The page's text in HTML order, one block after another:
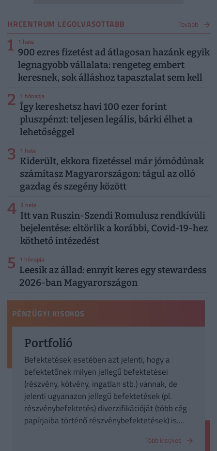
HRCENTRUM LEGOLVASOTTABB Tovább
1 1 hete
900 ezres fizetést ad átlagosan hazánk egyik
legnagyobb vállalata: rengeteg embert
keresnek, sok álláshoz tapasztalat sem kell
2 1 hónapja
Így kereshetsz havi 100 ezer forint
pluszpénzt: teljesen legális, bárki élhet a
lehetőséggel
3 1 hete
Kiderült, ekkora fizetéssel már jómódúnak
számítasz Magyarországon: tágul az olló
gazdag és szegény között
4 3 hete
Itt van Ruszin-Szendi Romulusz rendkívüli
bejelentése: eltörlik a korábbi, Covid-19-hez
köthető intézedést
5 1 hónapja
Leesik az állad: ennyit keres egy stewardess
2026-ban Magyarországon
PÉNZÜGYI KISOKOS
Portfolió
Befektetések esetében azt jelenti, hogy a
befektetőnek milyen jellegű befektetései
(részvény, kötvény, ingatlan stb.) vannak, de
jelenti ugyanazon jellegű befektetések (pl.
részvénybefektetés) diverzifikációját (több cég
papírjaiba történő részvénybefektetések) is.
portfoliót, hogy ne csupán egyetlen befektetési
Több kisokos